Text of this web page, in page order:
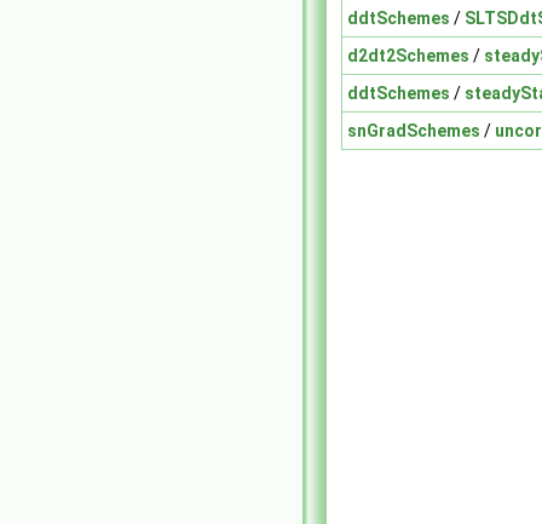
ddtSchemes /
d2dt2Schemes /
ddtSchemes /
snGradSchemes /